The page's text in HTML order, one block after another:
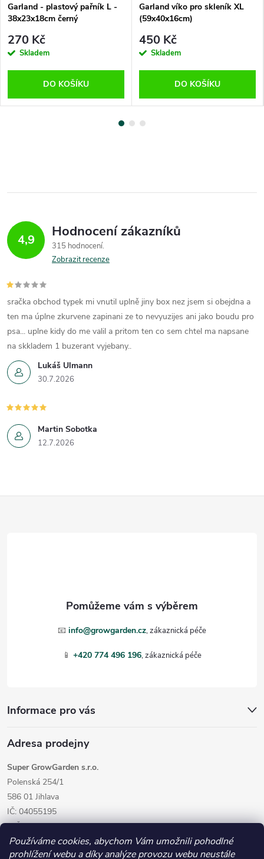
Používáme cookies, abychom Vám umožnili pohodlné
prohlížení webu a díky analýze provozu webu neustále
Garland - plastový pařník L -
38x23x18cm černý
270 Kč
Skladem
DO KOŠÍKU
Garland víko pro skleník XL
(59x40x16cm)
450 Kč
Skladem
DO KOŠÍKU
4,9 Hodnocení zákazníků
315 hodnocení
Zobrazit recenze
Lukáš Ulmann
30.7.2026
sračka obchod typek mi vnutil uplně jiny box nez jsem si obejdna a
ten ma úplne zkurvene zapinani ze to nevyuzijes ani jako boudu pro
psa... uplne kidy do me valil a pritom ten co sem chtel ma napsane
na skkladem 1 buzerant vyjebany..
Martin Sobotka
12.7.2026
📧 info@growgarden.cz
📱 +420 774 496 196
Informace pro vás
Adresa prodejny
Super GrowGarden s.r.o.
Polenská 254/1
586 01 Jihlava
IČ: 04055195
DIČ: CZ04055195